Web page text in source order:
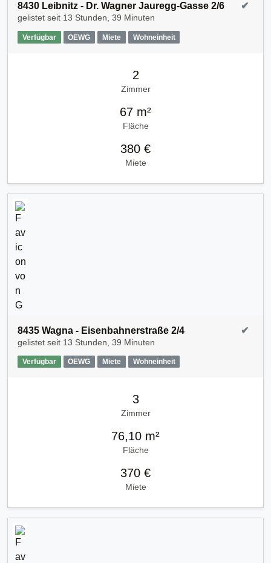
8430 Leibnitz - Dr. Wagner Jauregg-Gasse 2/6
gelistet seit 13 Stunden, 39 Minuten
Verfügbar OEWG Miete Wohneinheit
✔
2
Zimmer
67 m²
Fläche
380 €
Miete
8435 Wagna - Eisenbahnerstraße 2/4
gelistet seit 13 Stunden, 39 Minuten
Verfügbar OEWG Miete Wohneinheit
✔
3
Zimmer
76,10 m²
Fläche
370 €
Miete